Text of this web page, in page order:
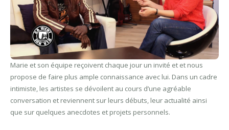
Marie et son équipe reçoivent chaque jour un invité et et nous
propose de faire plus ample connaissance avec lui. Dans un cadre
intimiste, les artistes se dévoilent au cours d’une agréable
conversation et reviennent sur leurs débuts, leur actualité ainsi
que sur quelques anecdotes et projets personnels.